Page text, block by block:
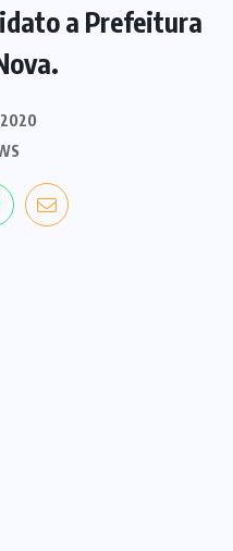
a Prefeitura